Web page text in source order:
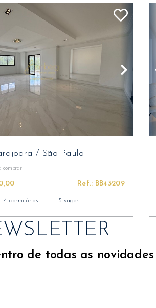
/ São Paulo
comprar
Ref.: BB43209
4 dormitórios 5 vagas
de todas as novidades